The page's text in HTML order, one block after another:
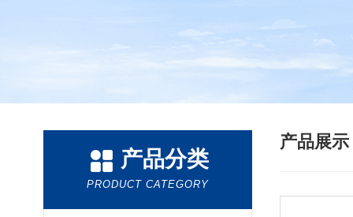
产品分类
PRODUCT CATEGORY
产品展示